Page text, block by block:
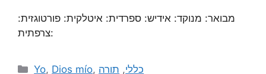
מבואר: מנוקד: אידיש: ספרדית: איטלקית: פורטוגזית:
צרפתית:
Yo, Dios mío, כללי, תורה